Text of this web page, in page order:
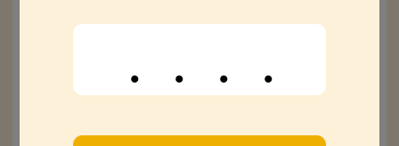
U kunt zelf een brief schrijven aan het reisbureau of
Het kan zijn dat de de verzekering of
De huisarts mag dan een kopie van informatie uit